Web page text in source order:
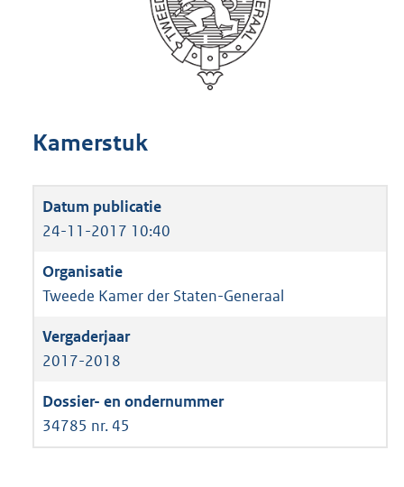
Kamerstuk
24-11-2017 10:40
Tweede Kamer der Staten-Generaal
2017-2018
34785 nr. 45